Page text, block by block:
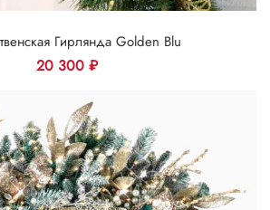
Гирлянда Golden Blu
20 300 ₽